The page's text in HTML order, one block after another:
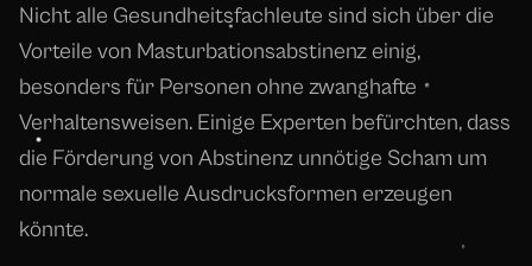
Nicht alle Gesundheitsfachleute sind sich über die
Vorteile von Masturbationsabstinenz einig,
besonders für Personen ohne zwanghafte
Verhaltensweisen. Einige Experten befürchten, dass
die Förderung von Abstinenz unnötige Scham um
normale sexuelle Ausdrucksformen erzeugen
könnte.